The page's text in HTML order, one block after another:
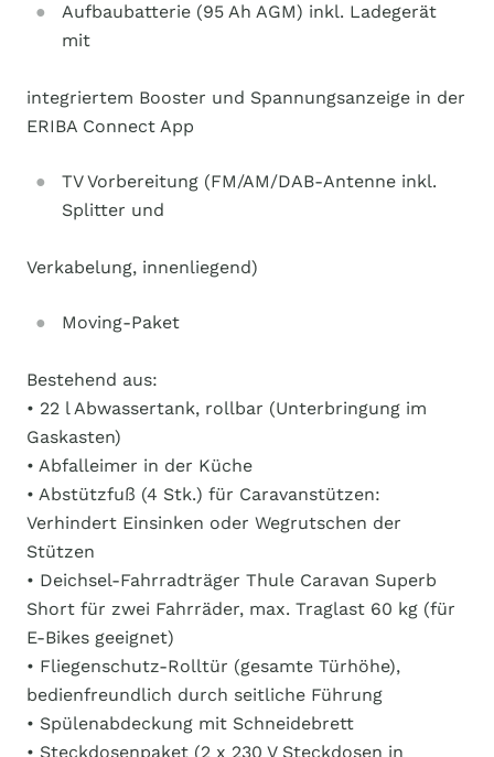
Aufbaubatterie (95 Ah AGM) inkl. Ladegerät
mit
integriertem Booster und Spannungsanzeige in der
ERIBA Connect App
TV Vorbereitung (FM/AM/DAB-Antenne inkl.
Splitter und
Verkabelung, innenliegend)
Moving-Paket
Bestehend aus:
• 22 l Abwassertank, rollbar (Unterbringung im
Gaskasten)
• Abfalleimer in der Küche
• Abstützfuß (4 Stk.) für Caravanstützen:
Verhindert Einsinken oder Wegrutschen der
Stützen
• Deichsel-Fahrradträger Thule Caravan Superb
Short für zwei Fahrräder, max. Traglast 60 kg (für
E-Bikes geeignet)
• Fliegenschutz-Rolltür (gesamte Türhöhe),
bedienfreundlich durch seitliche Führung
• Spülenabdeckung mit Schneidebrett
• Steckdosenpaket (2 x 230 V Steckdosen in